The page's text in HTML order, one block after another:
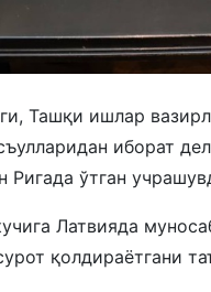
Ташқи ишлар
иборат
Ригада ўтган
Латвияда
қолдираётгани